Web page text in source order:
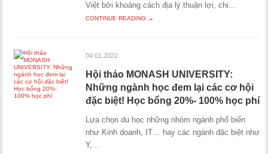
Việt bởi khoảng cách địa lý thuận lợi, chi...
CONTINUE READING →
04.01.2022
Hội thảo MONASH UNIVERSITY:
Những ngành học đem lại các cơ hội
đặc biệt! Học bổng 20%- 100% học phí
Lựa chọn du học những nhóm ngành phổ biến
như Kinh doanh, IT… hay các ngành đặc biệt như
Y,...